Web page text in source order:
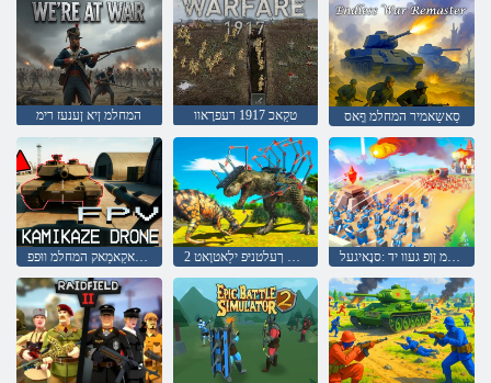
המחלמ ןיא ןענעז רימ טקַאכ 1917 רעפרָאוו סַאשַאמיר המחלמ ףָאס